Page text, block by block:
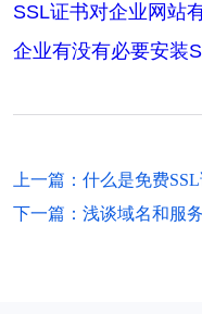
SSL证书对企业网站
企业有没有必要安装
上一篇：什么是免费
下一篇：浅谈域名和服